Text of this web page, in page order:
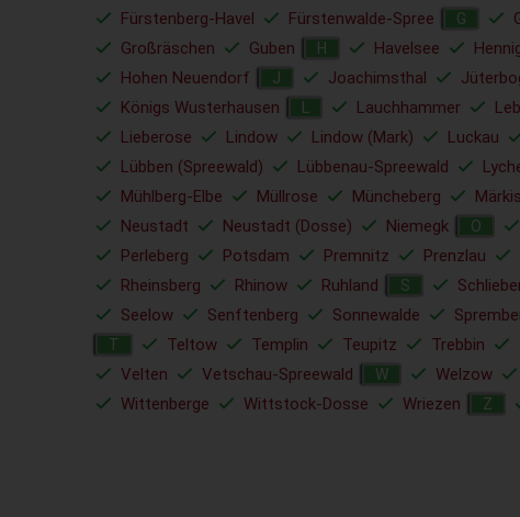
Fürstenberg-Havel
Fürstenwalde-Spree G
Großräschen
Guben H Havelsee
Hohen Neuendorf
J Joachimsthal
Königs Wusterhausen
Lauchhammer
Lieberose
Lindow Lindow (Mark) Luckau
Lübben (Spreewald)
Lübbenau-Spreewald
Mühlberg-Elbe
Müllrose Müncheberg
Neustadt
Neustadt (Dosse) Niemegk O
Perleberg
Potsdam Premnitz Prenzlau
Rheinsberg
Rhinow Ruhland S
Seelow
Senftenberg Sonnewalde
T Teltow Templin Teupitz Trebbin
Velten Vetschau-Spreewald W Welzow
Wittenberge
Wittstock-Dosse Wriezen Z